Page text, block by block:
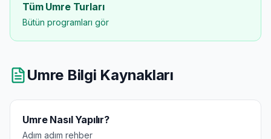
Tüm Umre Turları
Bütün programları gör
Umre Bilgi Kaynakları
Umre Nasıl Yapılır?
Adım adım rehber